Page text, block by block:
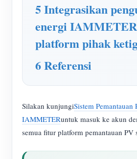
5 Integrasikan
energi
platform pihak
6 Referensi
Silakan kunjungiSistem Pemantauan
IAMMETERuntuk masuk ke akun
semua fitur platform pemantauan PV